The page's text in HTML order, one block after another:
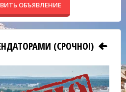
ОБЪЯВЛЕНИЕ
(СРОЧНО!)